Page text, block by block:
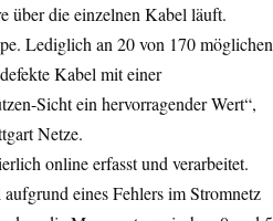
über die einzelnen Kabel läuft.
Lediglich an 20 von 170 möglichen
Kabel mit einer
Sicht ein hervorragender Wert“,
Netze.
online erfasst und verarbeitet.
eines Fehlers im Stromnetz